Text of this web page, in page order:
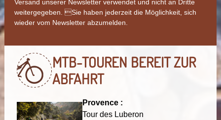
Versand unserer Newsletter verwendet und nicht an Dritte
weitergegeben. Sie haben jederzeit die Möglichkeit, sich
wieder vom Newsletter abzumelden.
MTB-TOUREN BEREIT ZUR
ABFAHRT
Provence :
Tour des Luberon